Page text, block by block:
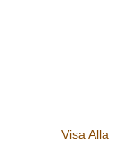
Visa Alla